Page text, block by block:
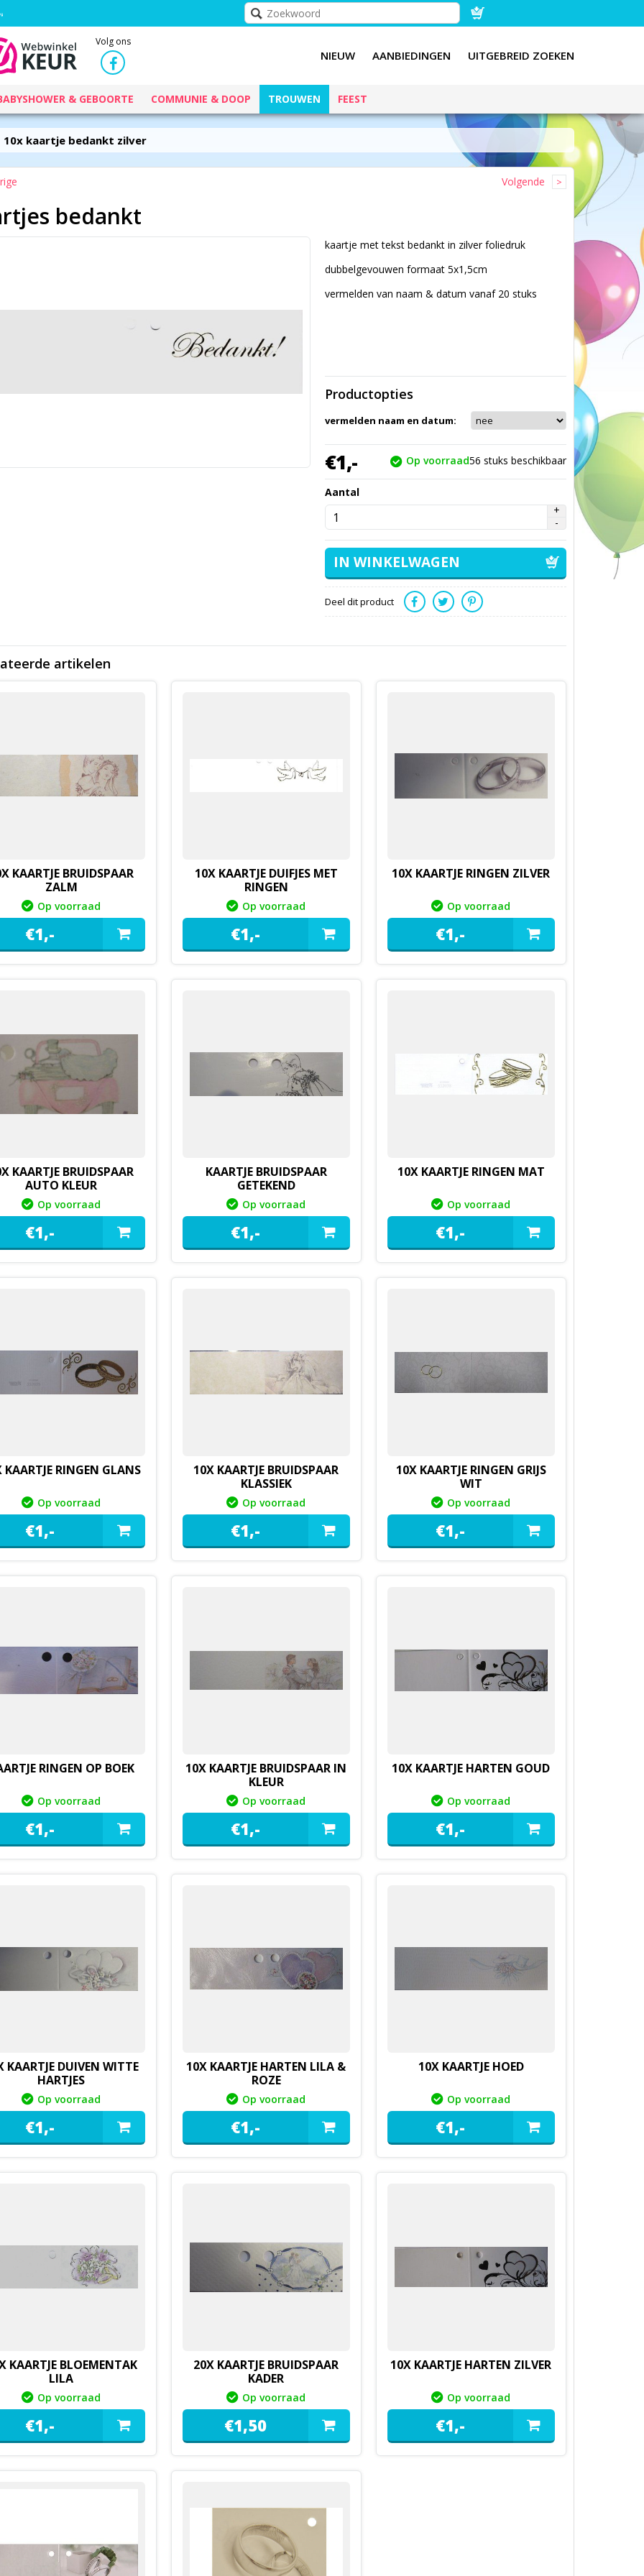
Volg ons
NIEUW AANBIEDINGEN UITGEBREID ZOEKEN
& GEBOORTE COMMUNIE & DOOP TROUWEN FEEST
10x kaartje bedankt zilver
Volgende
bedankt
kaartje met tekst bedankt in zilver foliedruk
dubbelgevouwen formaat 5x1,5cm
vermelden van naam & datum vanaf 20 stuks
Productopties
vermelden naam en datum:
€1,- Op voorraad56 stuks beschikbaar
Aantal
Deel dit product
artikelen
KAARTJE BRUIDSPAAR
ZALM
Op voorraad
€1,-
10X KAARTJE DUIFJES MET
RINGEN
Op voorraad
€1,-
10X KAARTJE RINGEN ZILVER
Op voorraad
€1,-
KAARTJE BRUIDSPAAR
AUTO KLEUR
Op voorraad
€1,-
KAARTJE BRUIDSPAAR
GETEKEND
Op voorraad
€1,-
10X KAARTJE RINGEN MAT
Op voorraad
€1,-
KAARTJE RINGEN GLANS
Op voorraad
€1,-
10X KAARTJE BRUIDSPAAR
KLASSIEK
Op voorraad
€1,-
10X KAARTJE RINGEN GRIJS
WIT
Op voorraad
€1,-
RINGEN OP BOEK
Op voorraad
€1,-
10X KAARTJE BRUIDSPAAR IN
KLEUR
Op voorraad
€1,-
10X KAARTJE HARTEN GOUD
Op voorraad
€1,-
KAARTJE DUIVEN WITTE
HARTJES
Op voorraad
€1,-
10X KAARTJE HARTEN LILA &
ROZE
Op voorraad
€1,-
10X KAARTJE HOED
Op voorraad
€1,-
KAARTJE BLOEMENTAK
LILA
Op voorraad
€1,-
20X KAARTJE BRUIDSPAAR
KADER
Op voorraad
€1,50
10X KAARTJE HARTEN ZILVER
Op voorraad
€1,-